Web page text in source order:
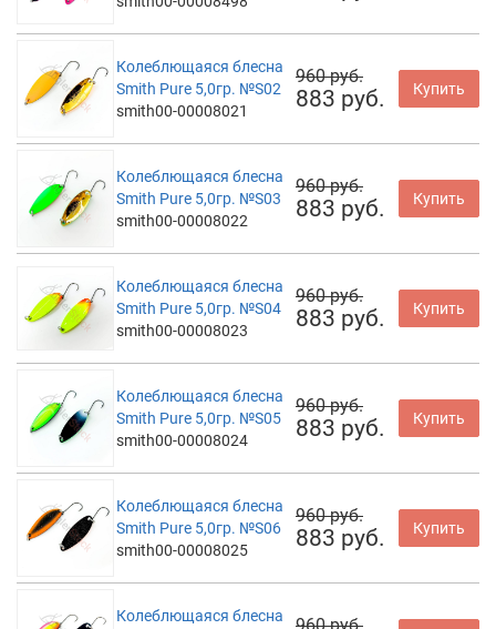
Колеблющаяся блесна
Smith Pure 5,0гр. №S02
smith00-00008021
960 руб.
883 руб. Купить
Колеблющаяся блесна
Smith Pure 5,0гр. №S03
smith00-00008022
960 руб.
883 руб. Купить
Колеблющаяся блесна
Smith Pure 5,0гр. №S04
smith00-00008023
960 руб.
883 руб. Купить
Колеблющаяся блесна
Smith Pure 5,0гр. №S05
smith00-00008024
960 руб.
883 руб. Купить
Колеблющаяся блесна
Smith Pure 5,0гр. №S06
smith00-00008025
960 руб.
883 руб. Купить
Колеблющаяся блесна